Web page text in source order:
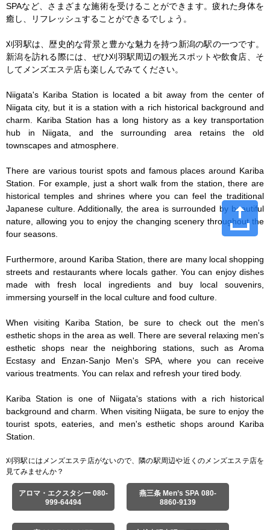
SPAなど、さまざまな施術を受けることができます。疲れた身体を
癒し、リフレッシュすることができるでしょう。
刈羽駅は、歴史的な背景と豊かな魅力を持つ新潟の駅の一つです。
新潟を訪れる際には、ぜひ刈羽駅周辺の観光スポットや飲食店、そ
してメンズエステ店も楽しんでみてください。
Niigata's Kariba Station is located a bit away from the center of
Niigata city, but it is a station with a rich historical background and
charm. Kariba Station has a long history as a key transportation
hub in Niigata, and the surrounding area retains the old
townscapes and atmosphere.
There are various tourist spots and famous places around Kariba
Station. For example, just a short walk from the station, there are
historical temples and shrines where you can feel the traditional
Japanese culture. Additionally, the area is surrounded by beautiful
nature, allowing you to enjoy the changing scenery throughout the
four seasons.
Furthermore, around Kariba Station, there are many local shopping
streets and restaurants where locals gather. You can enjoy dishes
made with fresh local ingredients and buy local souvenirs,
immersing yourself in the local culture and food culture.
When visiting Kariba Station, be sure to check out the men's
esthetic shops in the area as well. There are several relaxing men's
esthetic shops near the neighboring stations, such as Aroma
Ecstasy and Enzan-Sanjo Men's SPA, where you can receive
various treatments. You can relax and refresh your tired body.
Kariba Station is one of Niigata's stations with a rich historical
background and charm. When visiting Niigata, be sure to enjoy the
tourist spots, eateries, and men's esthetic shops around Kariba
Station.
刈羽駅にはメンズエステ店がないので、隣の駅周辺や近くのメンズエステ店を
見てみませんか？
アロマ・エクスタシー 080-
999-64494
燕三条 Men’s SPA 080-
8860-9139